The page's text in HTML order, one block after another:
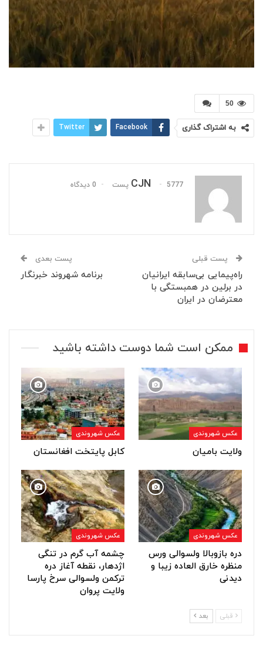
50
به اشتراک گذاری Facebook
Twitter
CJN 5777 پست 0 دیدگاه
پست قبلی
راه‌پیمایی بی‌سابقه ایرانیان
در برلین در همبستگی با
معترضان در ایران
پست بعدی
برنامه شهروند خبرنگار
ممکن است شما دوست داشته باشید
عکس شهروندی
ولایت بامیان
عکس شهروندی
کابل پایتخت افغانستان
عکس شهروندی
دره بازوبالا ولسوالی ورس
منظره خارق العاده زیبا و
دیدنی
عکس شهروندی
چشمه آب گرم در تنگی
اژدهار، نقطه آغاز دره
ترکمن ولسوالی سرخ پارسا
ولایت پروان
قبلی بعد